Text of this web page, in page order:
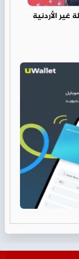
غير الأردنية